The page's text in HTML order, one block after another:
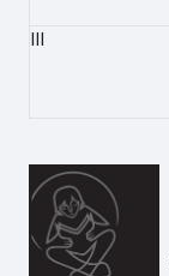
III